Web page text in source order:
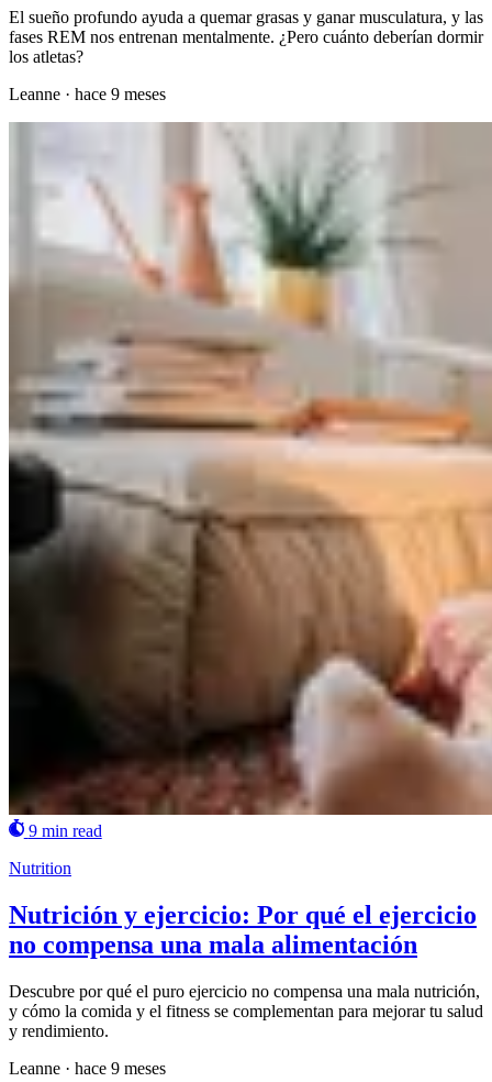
El sueño profundo ayuda a quemar grasas y ganar musculatura, y las
fases REM nos entrenan mentalmente. ¿Pero cuánto deberían dormir
los atletas?
Leanne · hace 9 meses
9 min read
Nutrition
Nutrición y ejercicio: Por qué el ejercicio
no compensa una mala alimentación
Descubre por qué el puro ejercicio no compensa una mala nutrición,
y cómo la comida y el fitness se complementan para mejorar tu salud
y rendimiento.
Leanne · hace 9 meses